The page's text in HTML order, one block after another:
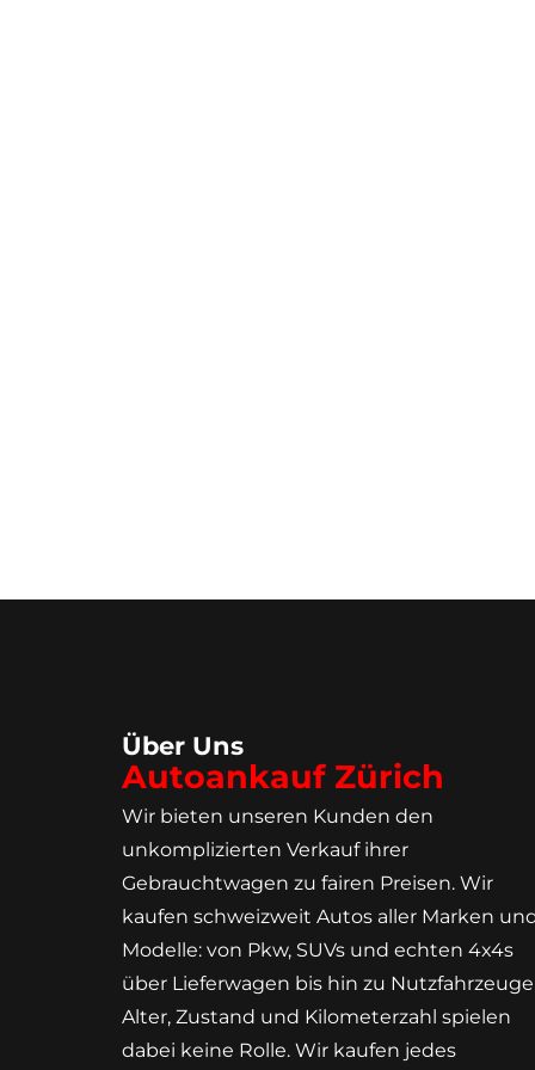
Über Uns
Autoankauf Zürich
Wir bieten unseren Kunden den
unkomplizierten Verkauf ihrer
Gebrauchtwagen zu fairen Preisen. Wir
kaufen schweizweit Autos aller Marken
Modelle: von Pkw, SUVs und echten 4x4s
über Lieferwagen bis hin zu
Alter, Zustand und Kilometerzahl spielen
dabei keine Rolle. Wir kaufen jedes